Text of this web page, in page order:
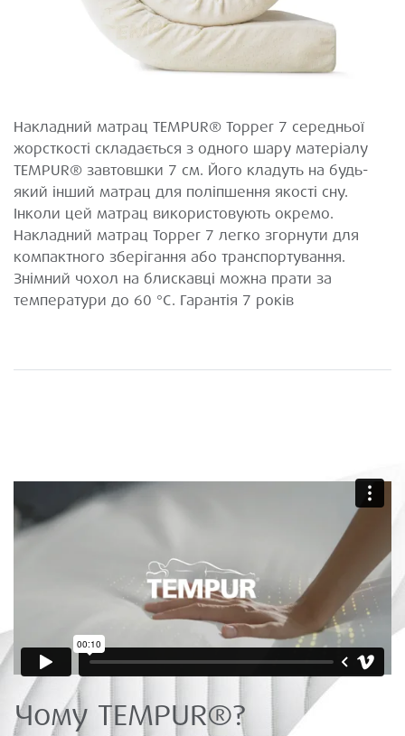
Накладний матрац TEMPUR® Topper 7 середньої
жорсткості складається з одного шару матеріалу
TEMPUR® завтовшки 7 см. Його кладуть на будь-
який інший матрац для поліпшення якості сну.
Інколи цей матрац використовують окремо.
Накладний матрац Topper 7 легко згорнути для
компактного зберігання або транспортування.
Знімний чохол на блискавці можна прати за
температури до 60 °C. Гарантія 7 років
Чому TEMPUR®?